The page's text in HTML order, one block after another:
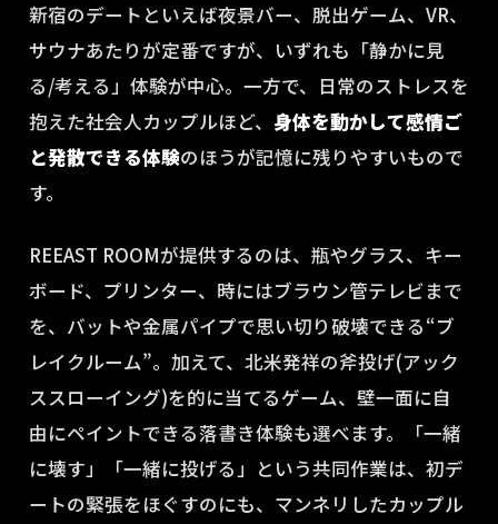
新宿のデートといえば夜景バー、脱出ゲーム、VR、
サウナあたりが定番ですが、いずれも「静かに見
る/考える」体験が中心。一方で、日常のストレスを
抱えた社会人カップルほど、 身体を動かして感情ご
と発散できる体験のほうが記憶に残りやすいもので
す。
REEAST ROOMが提供するのは、瓶やグラス、キー
ボード、プリンター、時にはブラウン管テレビまで
を、バットや金属パイプで思い切り破壊できる“ブ
レイクルーム”。加えて、北米発祥の斧投げ(アック
ススローイング)を的に当てるゲーム、壁一面に自
由にペイントできる落書き体験も選べます。「一緒
に壊す」「一緒に投げる」という共同作業は、初デ
ートの緊張をほぐすのにも、マンネリしたカップル